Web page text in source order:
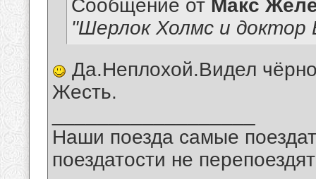
Сообщение от Макс
"Шерлок Холмс и
Да.Неплохой.Видел
Жесть.
Наши поезда самые
поездатости не